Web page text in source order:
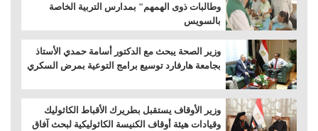
وطالبات ذوى الهمهم" بمدارس التربية الخاصة
بالسويس
وزير الصحة يبحث مع الدكتور أسامة حمدي الأستاذ
بجامعة هارفارد توسيع برامج التوعية بمرض السكري
وزير الأوقاف يستقبل بطريرك الأقباط الكاثوليك
وقيادات هيئة أوقاف الكنيسة الكاثوليكية لبحث آفاق